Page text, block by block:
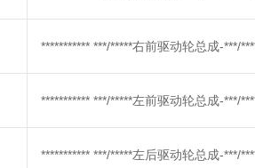
*********** ***/*****右前驱动轮总成-***/
*********** ***/*****左前驱动轮总成-***/
*********** ***/*****左后驱动轮总成-***/